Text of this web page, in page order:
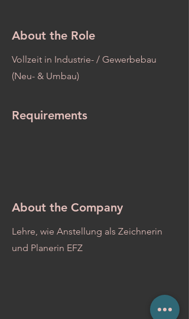
About the Role
Vollzeit in Industrie- / Gewerbebau
(Neu- & Umbau)
Requirements
About the Company
Lehre, wie Anstellung als Zeichnerin
und Planerin EFZ